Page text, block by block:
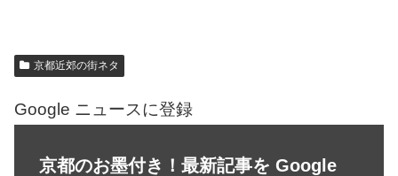
京都近郊の街ネタ
Google ニュースに登録
京都のお墨付き！最新記事を Google